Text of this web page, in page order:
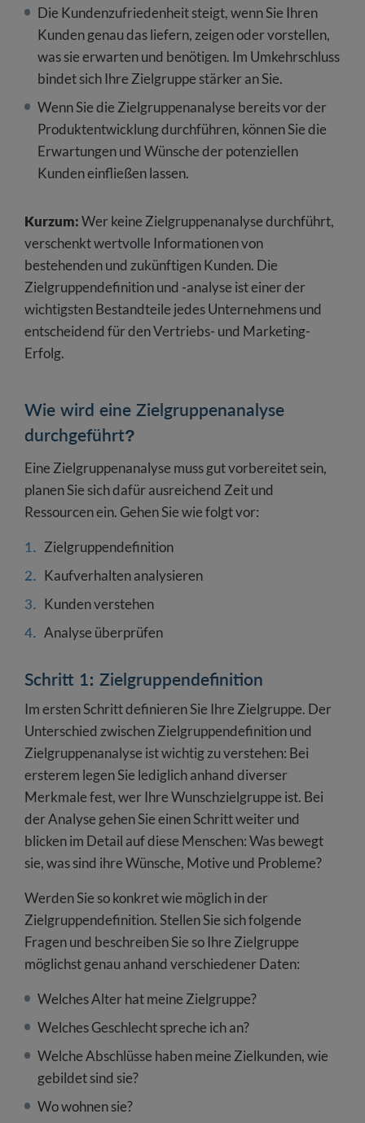
Die Kundenzufriedenheit steigt, wenn Sie Ihren
Kunden genau das liefern, zeigen oder vorstellen,
was sie erwarten und benötigen. Im Umkehrschluss
bindet sich Ihre Zielgruppe stärker an Sie.
Wenn Sie die Zielgruppenanalyse bereits vor der
Produktentwicklung durchführen, können Sie die
Erwartungen und Wünsche der potenziellen
Kunden einfließen lassen.
Kurzum:Wer keine Zielgruppenanalyse durchführt,
verschenkt wertvolle Informationen von
bestehenden und zukünftigen Kunden. Die
Zielgruppendefinition und -analyse ist einer der
wichtigsten Bestandteile jedes Unternehmens und
entscheidend für den Vertriebs- und Marketing-
Erfolg.
Wie wird eine Zielgruppenanalyse
durchgeführt?
Eine Zielgruppenanalyse muss gut vorbereitet sein,
planen Sie sich dafür ausreichend Zeit und
Ressourcen ein. Gehen Sie wie folgt vor:
Zielgruppendefinition
Kaufverhalten analysieren
Kunden verstehen
Analyse überprüfen
Schritt 1: Zielgruppendefinition
Im ersten Schritt definieren Sie Ihre Zielgruppe. Der
Unterschied zwischen Zielgruppendefinition und
Zielgruppenanalyse ist wichtig zu verstehen: Bei
ersterem legen Sie lediglich anhand diverser
Merkmale fest, wer Ihre Wunschzielgruppe ist. Bei
der Analyse gehen Sie einen Schritt weiter und
blicken im Detail auf diese Menschen: Was bewegt
sie, was sind ihre Wünsche, Motive und Probleme?
Werden Sie so konkret wie möglich in der
Zielgruppendefinition. Stellen Sie sich folgende
Fragen und beschreiben Sie so Ihre Zielgruppe
möglichst genau anhand verschiedener Daten:
Welches Alter hat meine Zielgruppe?
Welches Geschlecht spreche ich an?
Welche Abschlüsse haben meine Zielkunden, wie
gebildet sind sie?
Wo wohnen sie?